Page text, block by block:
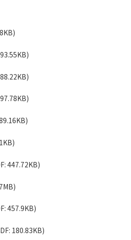
447.72KB)
457.9KB)
180.83KB)